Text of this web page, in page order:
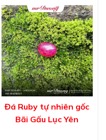
Đá Ruby tự nhiên gốc
Bãi Gấu Lục Yên